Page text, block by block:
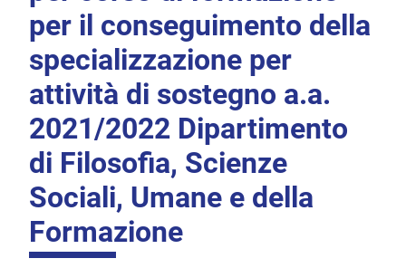
per il conseguimento della
specializzazione per
attività di sostegno a.a.
2021/2022 Dipartimento
di Filosofia, Scienze
Sociali, Umane e della
Formazione